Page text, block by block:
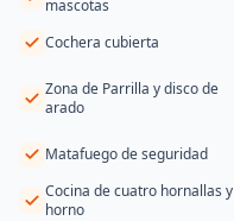
mascotas
Cochera cubierta
Zona de Parrilla y disco de
arado
Matafuego de seguridad
Cocina de cuatro hornallas y
horno